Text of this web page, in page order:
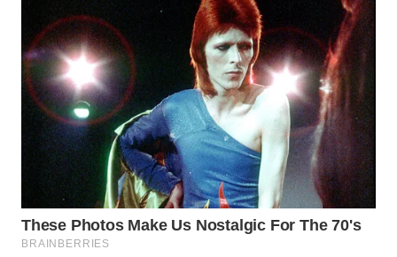
WN
BINTAN
WN
MANDALIKA
WN
LIKUPANG
WN